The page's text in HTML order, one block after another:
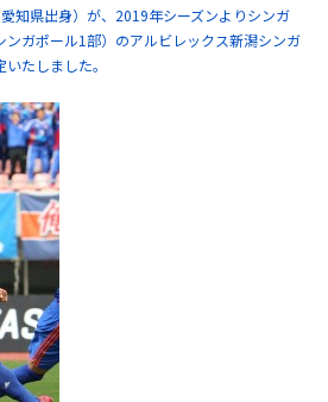
知県出身）が、2019年シーズンよりシンガ
ンガポール1部）のアルビレックス新潟シンガ
たしました。